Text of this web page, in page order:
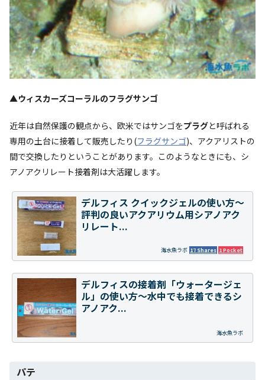
▲ウィスカーズコーラルのフラグサンゴ
近年は自然保護の観点から、欧米ではサンゴをプラグと呼ばれる
専用の土台に接着して販売したり(フラグサンゴ)、アクアリストの
間で交換したりということがあります。このようなときにも、シ
アノアクリレート接着剤は大活躍します。
海水魚ラボ 17 Shares 1 Pocket
デルフィス クイックジェルの使い方～
評判の良いアクアリウム用シアノアク
リレート...
海水魚ラボ
デルフィスの接着剤「ウォータージェ
ル」の使い方～水中でも接着できるシ
アノアク...
パテ